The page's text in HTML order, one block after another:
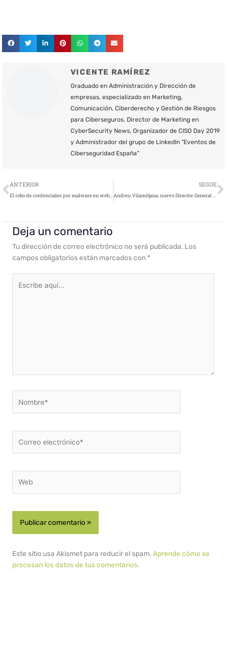
VICENTE RAMÍREZ
Graduado en Administración y Dirección de
empresas, especializado en Marketing,
Comunicación, Ciberderecho y Gestión de Riesgos
para Ciberseguros. Director de Marketing en
CyberSecurity News, Organizador de CISO Day 2019
y Administrador del grupo de LinkedIn "Eventos de
Ciberseguridad España"
Ant
ANTERIOR
El robo de credenciales por malware en webs porno crece más del 100% en 2018
SEGUE
Andreu Vilamitjana, nuevo Director General de Cisco España
Deja un comentario
Tu dirección de correo electrónico no será publicada. Los
campos obligatorios están marcados con *
aquí...
electrónico*
Este sitio usa Akismet para reducir el spam.Aprende cómo se
procesan los datos de tus comentarios.